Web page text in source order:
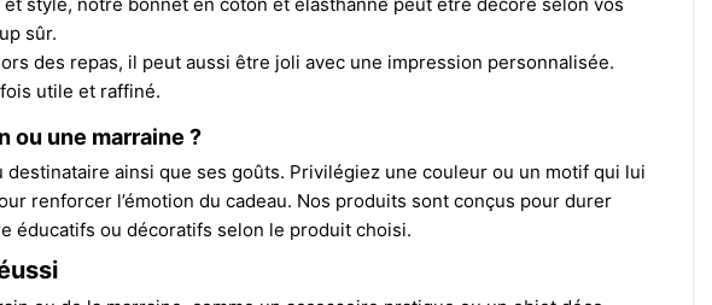
sûr.
des repas, il peut aussi être joli avec une impression personnalisée.
utile et raffiné.
ou une marraine ?
ainsi que ses goûts. Privilégiez une couleur ou un motif qui lui
renforcer l’émotion du cadeau. Nos produits sont conçus pour durer
éducatifs ou décoratifs selon le produit choisi.